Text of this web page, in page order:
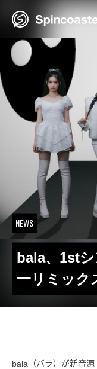
NEWS
bala、1st
一リミック
bala（バラ）が新音源